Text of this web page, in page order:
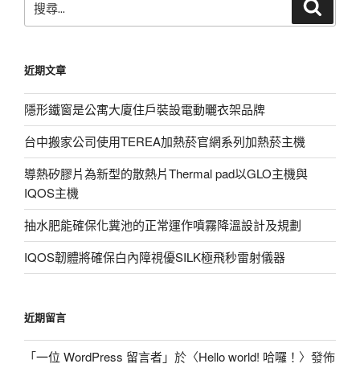
尋
字:
近期文章
隱形鐵窗是公寓大廈住戶裝設電動曬衣架品牌
台中搬家公司使用TEREA加熱菸官網系列加熱菸主機
導熱矽膠片為新型的散熱片Thermal pad以GLO主機與
IQOS主機
抽水肥能確保化糞池的正常運作噴霧降溫設計及規劃
IQOS韌體將確保白內障視優SILK極飛秒雷射儀器
近期留言
「一位 WordPress 留言者」於〈Hello world! 哈囉！ 〉發佈